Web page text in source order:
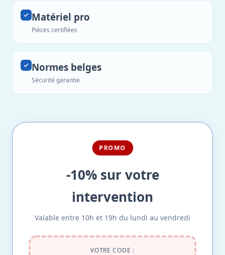
Matériel pro
Pièces certifiées
Normes belges
Sécurité garantie
PROMO
-10% sur votre
intervention
Valable entre 10h et 19h du lundi au vendredi
VOTRE CODE :